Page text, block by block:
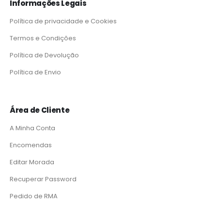
Informações Legais
Política de privacidade e Cookies
Termos e Condições
Política de Devolução
Política de Envio
Área de Cliente
A Minha Conta
Encomendas
Editar Morada
Recuperar Password
Pedido de RMA